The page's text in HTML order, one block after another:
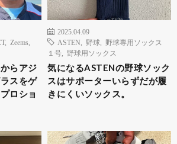
, Zeems
らアジ
スをゲ
ロショ
2025.04.09
ASTEN
野球
野球専用ソックス
１号
野球用ソックス
気になるASTENの野球ソック
スはサポーターいらずだが履
きにくいソックス。